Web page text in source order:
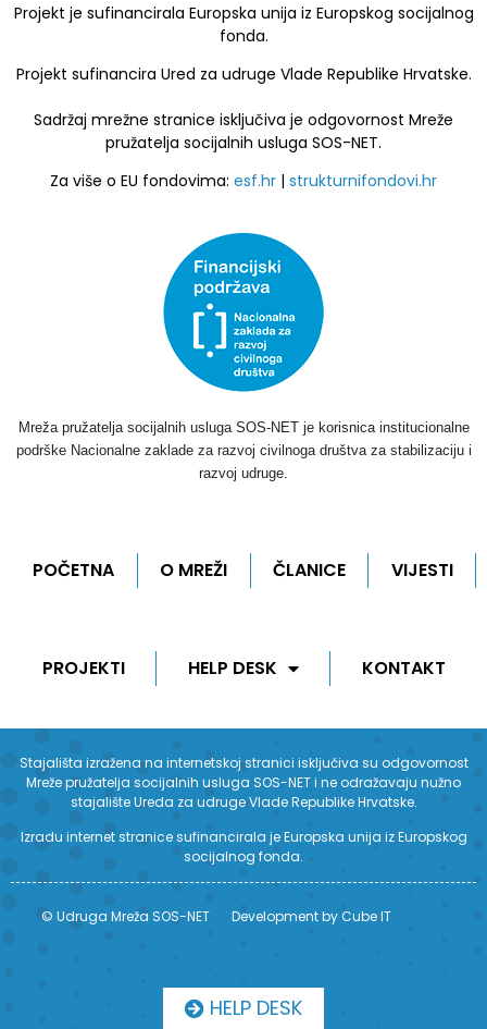
Projekt je sufinancirala Europska unija iz Europskog socijalnog
fonda.
Projekt sufinancira Ured za udruge Vlade Republike Hrvatske.
Sadržaj mrežne stranice isključiva je odgovornost Mreže
pružatelja socijalnih usluga SOS-NET.
Za više o EU fondovima: esf.hr | strukturnifondovi.hr
Mreža pružatelja socijalnih usluga SOS-NET je korisnica institucionalne
podrške Nacionalne zaklade za razvoj civilnoga društva za stabilizaciju i
razvoj udruge.
POČETNA O MREŽI ČLANICE VIJESTI
PROJEKTI HELP DESK KONTAKT
Stajališta izražena na internetskoj stranici isključiva su odgovornost
Mreže pružatelja socijalnih usluga SOS-NET i ne odražavaju nužno
stajalište Ureda za udruge Vlade Republike Hrvatske.
Izradu internet stranice sufinancirala je Europska unija iz Europskog
socijalnog fonda.
© Udruga Mreža SOS-NET Development by Cube IT
HELP DESK